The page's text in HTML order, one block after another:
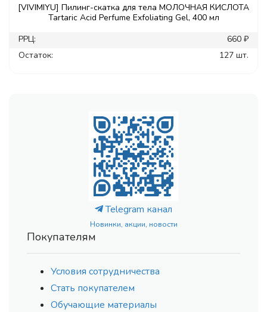
[VIVIMIYU] Пилинг-скатка для тела МОЛОЧНАЯ КИСЛОТА
Tartaric Acid Perfume Exfoliating Gel, 400 мл
РРЦ:
660 ₽
Остаток:
127 шт.
Telegram канал
Новинки, акции, новости
Покупателям
Условия сотрудничества
Стать покупателем
Обучающие материалы